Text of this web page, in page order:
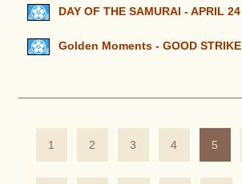
DAY OF THE SAMURAI - APRIL 24
Golden Moments - GOOD STRIKE
1 2 3 4 5